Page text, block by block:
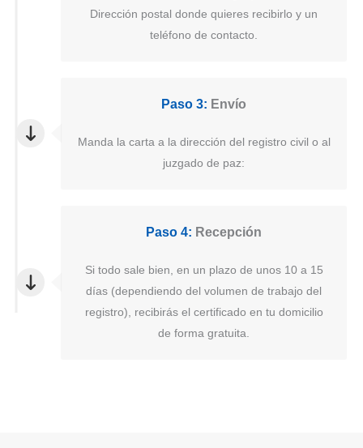
Dirección postal donde quieres recibirlo y un
teléfono de contacto.
Paso 3: Envío
Manda la carta a la dirección del registro civil o al
juzgado de paz:
Paso 4: Recepción
Si todo sale bien, en un plazo de unos 10 a 15
días (dependiendo del volumen de trabajo del
registro), recibirás el certificado en tu domicilio
de forma gratuita.